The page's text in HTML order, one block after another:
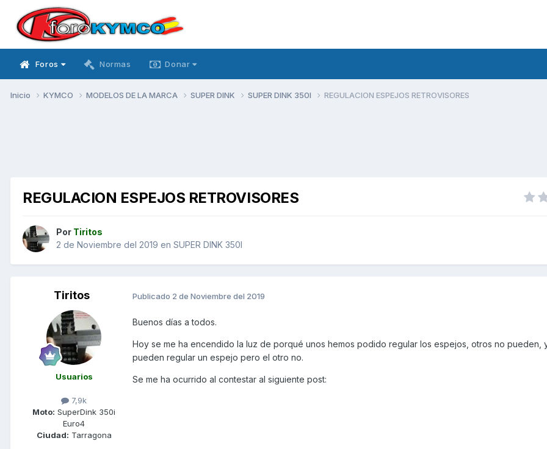
Foros Normas Donar
Inicio KYMCO MODELOS DE LA MARCA SUPER DINK SUPER DINK 350I REGULACION ESPEJOS RETROVISORES
REGULACION ESPEJOS RETROVISORES
Por Tiritos
2 de Noviembre del 2019 en SUPER DINK 350I
Tiritos
Usuarios
7,9k
Moto: SuperDink 350i
Euro4
Ciudad: Tarragona
Publicado 2 de Noviembre del 2019
Buenos días a todos.
Hoy se me ha encendido la luz de porqué unos hemos podido regular los espejos, otros no pueden,
pueden regular un espejo pero el otro no.
Se me ha ocurrido al contestar al siguiente post: